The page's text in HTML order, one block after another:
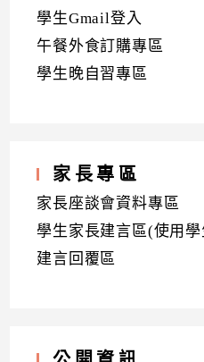
學生Gmail登入
午餐外食訂購專區
學生晚自習專區
家長專區
家長座談會資料專區
學生家長建言區(使用
建言回覆區